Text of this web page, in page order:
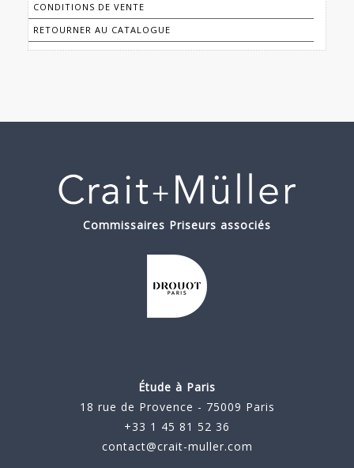
CONDITIONS DE VENTE
RETOURNER AU CATALOGUE
Commissaires Priseurs associés
Étude à Paris
18 rue de Provence - 75009 Paris
+33 1 45 81 52 36
contact@crait-muller.com